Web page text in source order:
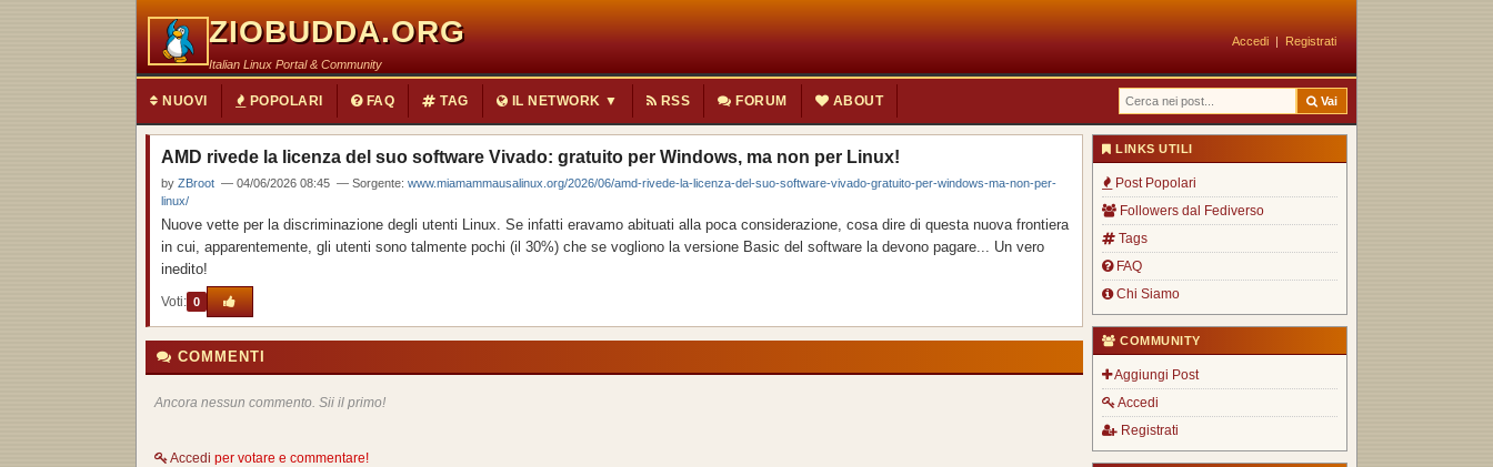
ZIOBUDDA.ORG
Italian Linux Portal & Community
Accedi | Registrati
NUOVI POPOLARI FAQ TAG IL NETWORK ▼ RSS FORUM ABOUT Vai
AMD rivede la licenza del suo software Vivado: gratuito per Windows, ma non per Linux!
by ZBroot — 04/06/2026 08:45 — Sorgente: www.miamammausalinux.org/2026/06/amd-rivede-la-licenza-del-suo-software-vivado-gratuito-per-windows-ma-non-per-
linux/
Nuove vette per la discriminazione degli utenti Linux. Se infatti eravamo abituati alla poca considerazione, cosa dire di questa nuova frontiera
in cui, apparentemente, gli utenti sono talmente pochi (il 30%) che se vogliono la versione Basic del software la devono pagare... Un vero
inedito!
Voti: 0
COMMENTI
Ancora nessun commento. Sii il primo!
Accedi per votare e commentare!
LINKS UTILI
Post Popolari
Followers dal Fediverso
Tags
FAQ
Chi Siamo
COMMUNITY
Aggiungi Post
Accedi
Registrati